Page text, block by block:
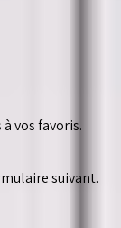
vos favoris.
suivant.